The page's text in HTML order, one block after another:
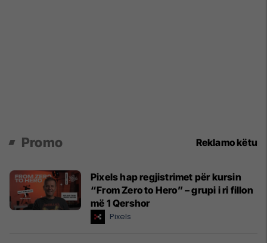
Promo Reklamo këtu
Pixels hap regjistrimet për kursin
“From Zero to Hero” – grupi i ri fillon
më 1 Qershor
Pixels